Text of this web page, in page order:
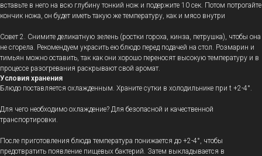
вставьте в него на всю глубину тонкий нож и подержите 10 сек. Потом потрогайте
кончик ножа, он будет иметь такую же температуру, как и мясо внутри
Совет 2.
Снимите деликатную зелень (ростки гороха, кинза, петрушка), чтобы она
не сгорела. Рекомендуем украсить ею блюдо перед подачей на стол. Розмарин и
тимьян можно оставить, так как они хорошо переносят высокую температуру и в
процессе разогревания раскрывают свой аромат.
Условия хранения
Блюдо поставляется охлажденным. Храните сутки в холодильнике при t +2-4°.
Для чего необходимо охлаждение? Для безопасной и качественной
транспортировки.
После приготовления блюда температура понижается до +2-4°, чтобы
предотвратить появление пищевых бактерий. Затем выкладывается в